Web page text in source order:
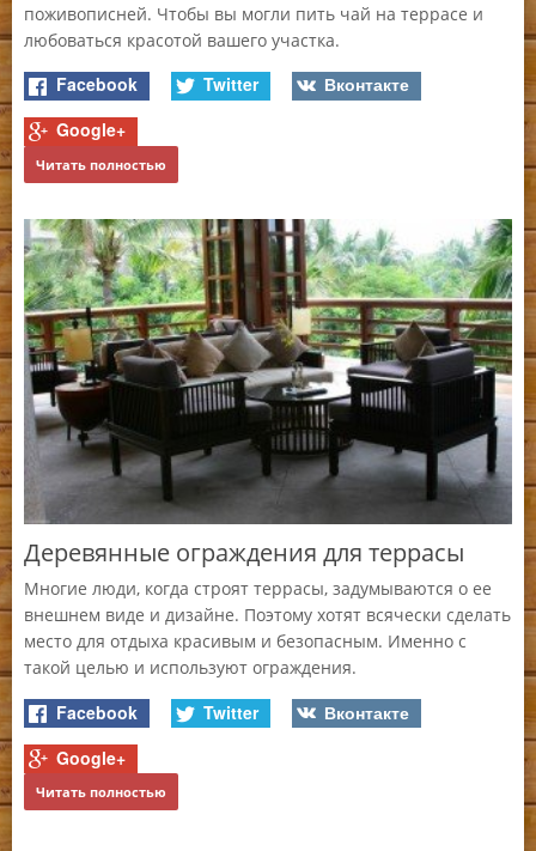
поживописней. Чтобы вы могли пить чай на террасе и
любоваться красотой вашего участка.
Facebook Twitter
Вконтакте
Google+
Читать полностью
Деревянные ограждения для террасы
Многие люди, когда строят террасы, задумываются о ее
внешнем виде и дизайне. Поэтому хотят всячески сделать
место для отдыха красивым и безопасным. Именно с
такой целью и используют ограждения.
Facebook Twitter
Вконтакте
Google+
Читать полностью